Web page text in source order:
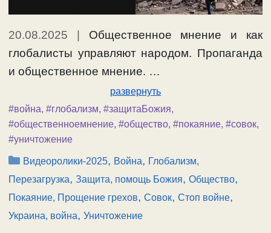
20.08.2025 | Общественное мнение и как
глобалисты управляют народом. Пропаганда
и общественное мнение. …
развернуть
#война, #глобализм, #защитаБожия,
#общественноемнение, #общество, #покаяние, #совок,
#уничтожение
Рубрики
Видеоролики-2025, Война, Глобализм,
Перезагрузка, Защита, помощь Божия, Общество,
Покаяние, Прощение грехов, Совок, Стоп войне,
Украина, война, Уничтожение